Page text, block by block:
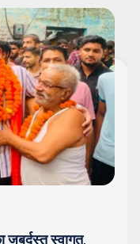
जबर्दस्त स्वागत,